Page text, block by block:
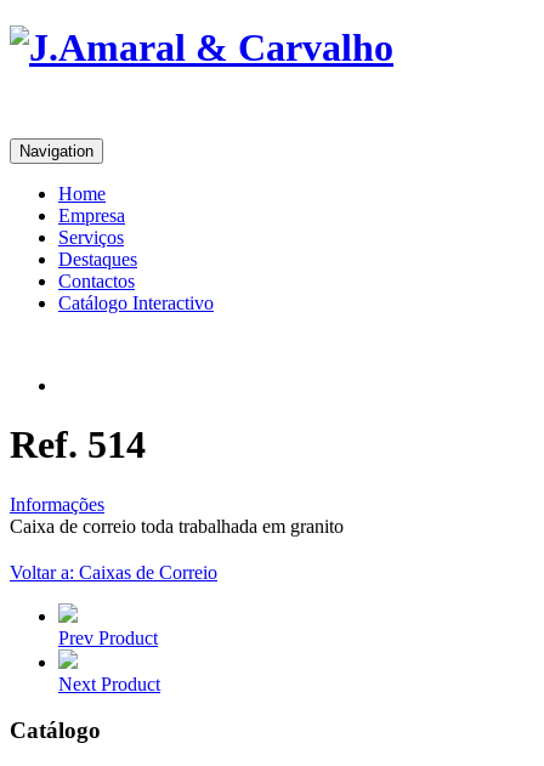
Navigation
Home
Empresa
Serviços
Destaques
Contactos
Catálogo Interactivo
Ref. 514
Informações
Caixa de correio toda trabalhada em granito
Voltar a: Caixas de Correio
Prev Product
Next Product
Catálogo